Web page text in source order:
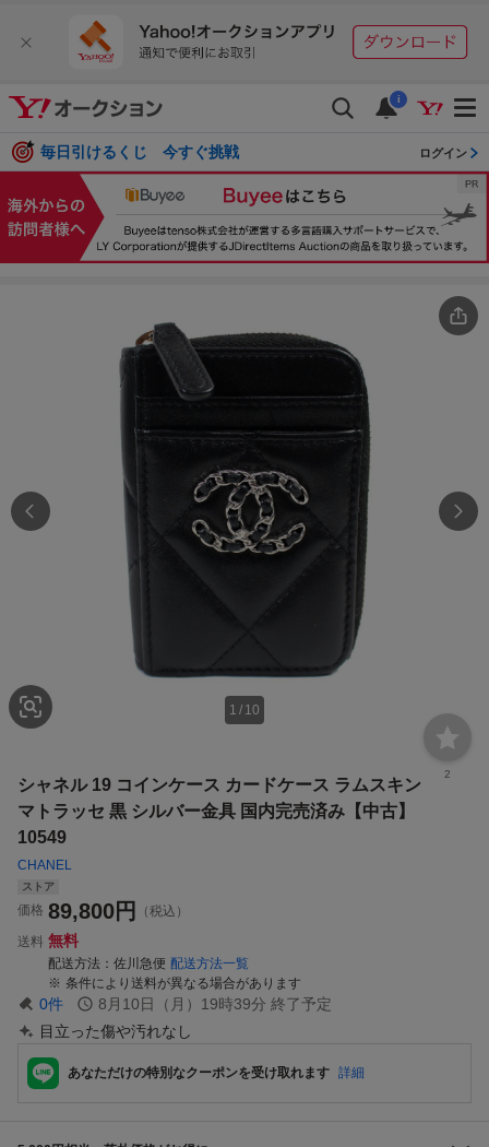
i
毎日引けるくじ 今すぐ挑戦 ログイン
1 / 10
2
シャネル 19 コインケース カードケース ラムスキン
マトラッセ 黒 シルバー金具 国内完売済み【中古】
10549
CHANEL
ストア
価格 89,800円
（税込）
送料 無料
配送方法 佐川急便 配送方法一覧
条件により送料が異なる場合があります
0件 8月10日（月）19時39分 終了予定
目立った傷や汚れなし
あなただけの特別なクーポンを受け取れます 詳細